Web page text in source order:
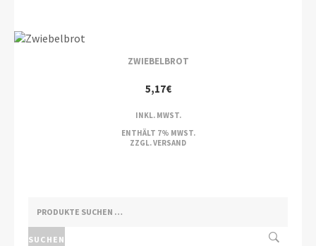
ZWIEBELBROT
5,17€
INKL. MWST.
ENTHÄLT 7% MWST.
ZZGL.VERSAND
SUCHEN
NACH:
SUCHEN